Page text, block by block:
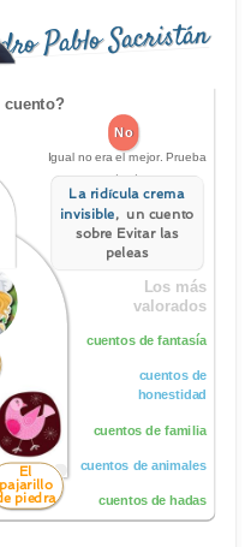
Pablo Sacristán
cuento?
No
Igual no era el mejor. Prueba
este otro:
La ridícula crema
invisible, un cuento
sobre Evitar las
peleas
El
pajarillo
piedra
Los más
valorados
cuentos de fantasía
cuentos de
honestidad
cuentos de familia
cuentos de animales
cuentos de hadas